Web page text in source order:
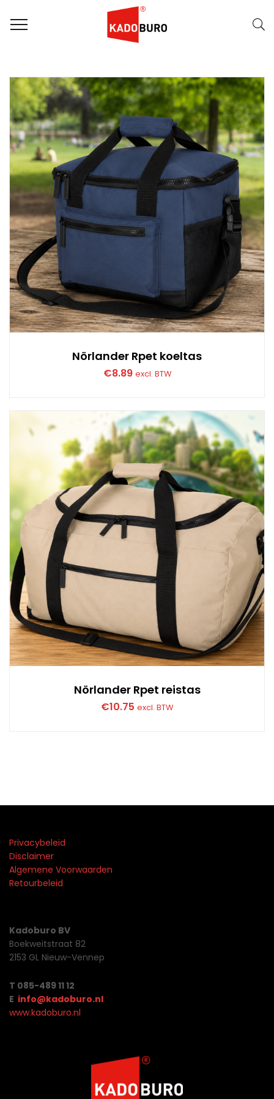
Naam (A-Z) FILTER
Nörlander Rpet koeltas
€8.89 excl. BTW
Nörlander Rpet reistas
€10.75 excl. BTW
Privacybeleid
Disclaimer
Algemene Voorwaarden
Retourbeleid
Kadoburo BV
Boekweitstraat 82
2153 GL Nieuw-Vennep
T 085-489 11 12
E info@kadoburo.nl
www.kadoburo.nl